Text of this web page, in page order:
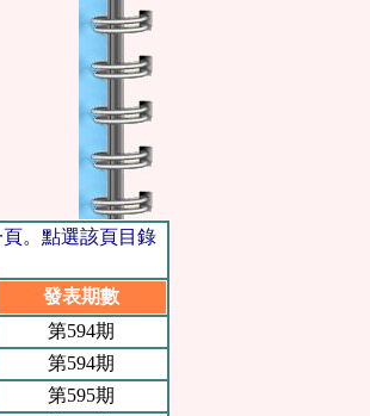
這個，就擁有一切，十字架是我們唯一
。點選該頁目錄
發表期數
第594期
第594期
第595期